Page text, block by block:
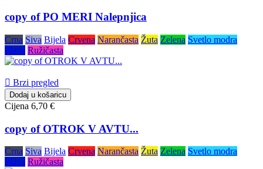
copy of PO MERI Nalepnjica
Crna Siva Bijela Crvena Narančasta Žuta Zelena Svetlo modra
Plava Ružičasta
 Brzi pregled
Dodaj u košaricu
Cijena 6,70 €
copy of OTROK V AVTU...
Crna Siva Bijela Crvena Narančasta Žuta Zelena Svetlo modra
Plava Ružičasta